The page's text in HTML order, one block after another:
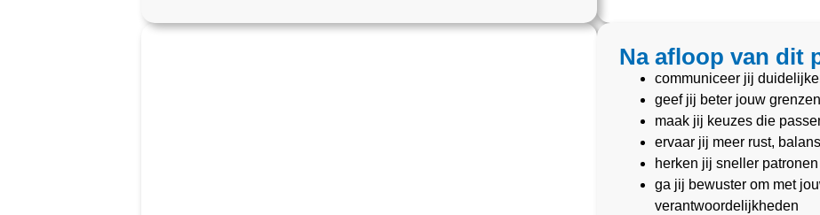
Na afloop van dit
communiceer jij
geef jij beter jouw
maak jij keuzes die
ervaar jij meer rust,
herken jij sneller
ga jij bewuster om met
verantwoordelijkheden